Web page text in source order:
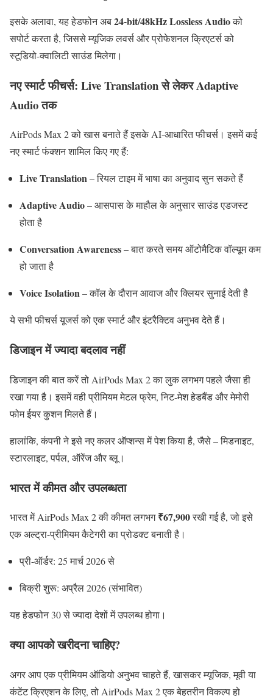
इसकेअलावा,यहहेडफोनअब24-bit/48kHzLosslessAudioको
सपोर्टकरताहै,जिससेम्यूजिकलवर्सऔरप्रोफेशनलक्रिएटर्सको
स्टूडियो-क्वालिटीसाउंडमिलेगा।
नएस्मार्टफीचर्स: LiveTranslationसेलेकरAdaptive
Audioतक
AirPodsMax2कोखासबनातेहैंइसकेAI-आधारितफीचर्स।इसमेंकई
नएस्मार्टफंक्शनशामिलकिएगएहैं:
LiveTranslation–रियलटाइममेंभाषाकाअनुवादसुनसकतेहैं
AdaptiveAudio–आसपासकेमाहौलकेअनुसारसाउंडएडजस्ट
होताहै
ConversationAwareness–बातकरतेसमयऑटोमैटिकवॉल्यूमकम
होजाताहै
VoiceIsolation–कॉलकेदौरानआवाजऔरक्लियरसुनाईदेतीहै
येसभीफीचर्सयूजर्सकोएकस्मार्टऔरइंटरैक्टिवअनुभवदेतेहैं।
डिजाइनमेंज्यादाबदलावनहीं
डिजाइनकीबातकरेंतो AirPodsMax 2कालुकलगभगपहलेजैसाही
रखागयाहै।इसमेंवहीप्रीमियममेटलफ्रेम,निट-मेशहेडबैंडऔरमेमोरी
फोमईयरकुशनमिलतेहैं।
हालांकि,कंपनीनेइसेनएकलरऑप्शन्समेंपेशकियाहै,जैसे –मिडनाइट,
स्टारलाइट,पर्पल, ऑरेंजऔरब्लू।
भारतमेंकीमतऔरउपलब्धता
भारतमेंAirPodsMax2कीकीमतलगभग₹67,900रखीगईहै,जोइसे
एकअल्ट्रा-प्रीमियमकैटेगरीकाप्रोडक्टबनातीहै।
प्री-ऑर्डर: 25मार्च2026से
बिक्रीशुरू: अप्रैल2026 (संभावित)
यहहेडफोन30सेज्यादादेशोंमेंउपलब्धहोगा।
क्याआपकोखरीदनाचाहिए?
अगरआपएकप्रीमियमऑडियोअनुभवचाहतेहैं,खासकरम्यूजिक,मूवीया
कंटेंटक्रिएशनकेलिए,तो AirPodsMax 2एकबेहतरीनविकल्पहो